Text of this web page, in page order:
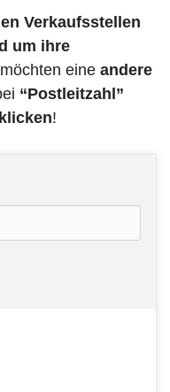
Verkaufsstellen
um ihre
eine andere
“Postleitzahl”
!